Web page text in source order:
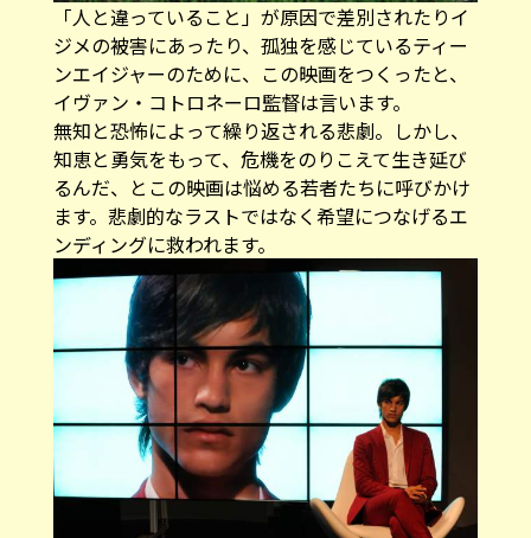
「人と違っていること」が原因で差別されたりイ
ジメの被害にあったり、孤独を感じているティー
ンエイジャーのために、この映画をつくったと、
イヴァン・コトロネーロ監督は言います。
無知と恐怖によって繰り返される悲劇。しかし、
知恵と勇気をもって、危機をのりこえて生き延び
るんだ、とこの映画は悩める若者たちに呼びかけ
ます。悲劇的なラストではなく希望につなげるエ
ンディングに救われます。